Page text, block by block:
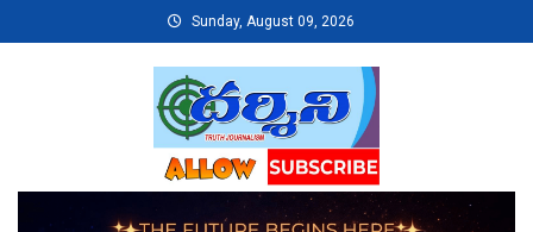
to
Sunday, August 09, 2026